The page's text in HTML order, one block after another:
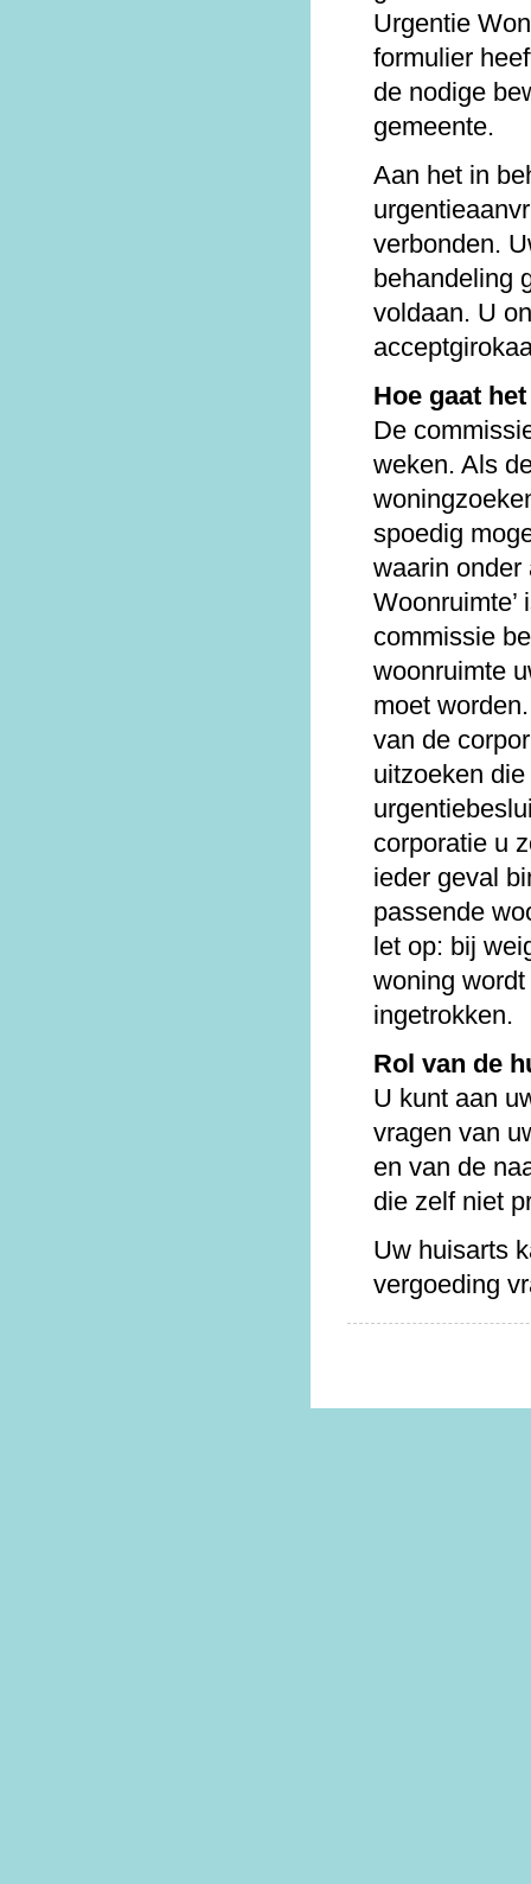
Urgentie
formulier
de nodige
gemeente.
Aan het in
verbonden.
behandeling
voldaan. U
Hoe gaat
De
weken. Als
spoedig
waarin onder
Woonruimte’
commissie
woonruimte
moet
van de
uitzoeken
corporatie u
ieder geval
passende
let op: bij
woning
ingetrokken.
Rol van de
U kunt aan
vragen van
en van de
die zelf niet
Uw huisarts
vergoeding